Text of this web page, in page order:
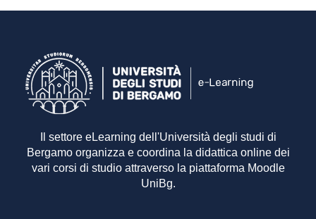
Il settore eLearning dell'Università degli studi di
Bergamo organizza e coordina la didattica online dei
vari corsi di studio attraverso la piattaforma Moodle
UniBg.